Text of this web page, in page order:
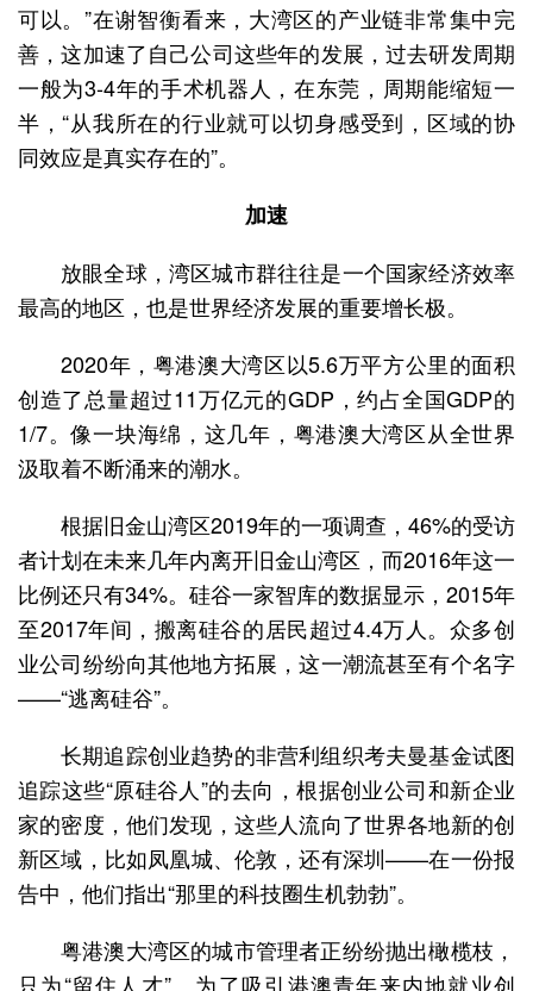
可以。”在谢智衡看来，大湾区的产业链非常集中完
善，这加速了自己公司这些年的发展，过去研发周期
一般为3-4年的手术机器人，在东莞，周期能缩短一
半，“从我所在的行业就可以切身感受到，区域的协
同效应是真实存在的”。
加速
放眼全球，湾区城市群往往是一个国家经济效率
最高的地区，也是世界经济发展的重要增长极。
2020年，粤港澳大湾区以5.6万平方公里的面积
创造了总量超过11万亿元的GDP，约占全国GDP的
1/7。像一块海绵，这几年，粤港澳大湾区从全世界
汲取着不断涌来的潮水。
根据旧金山湾区2019年的一项调查，46%的受访
者计划在未来几年内离开旧金山湾区，而2016年这一
比例还只有34%。硅谷一家智库的数据显示，2015年
至2017年间，搬离硅谷的居民超过4.4万人。众多创
业公司纷纷向其他地方拓展，这一潮流甚至有个名字
——“逃离硅谷”。
长期追踪创业趋势的非营利组织考夫曼基金试图
追踪这些“原硅谷人”的去向，根据创业公司和新企业
家的密度，他们发现，这些人流向了世界各地新的创
新区域，比如凤凰城、伦敦，还有深圳——在一份报
告中，他们指出“那里的科技圈生机勃勃”。
粤港澳大湾区的城市管理者正纷纷抛出橄榄枝，
只为“留住人才”。为了吸引港澳青年来内地就业创